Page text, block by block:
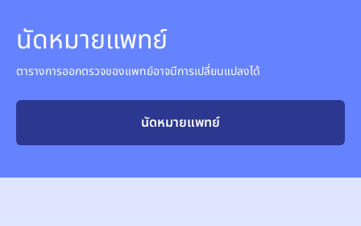
นัดหมายแพทย์
ตารางการออกตรวจของแพทย์อาจมีการเปลี่ยนแปลงได้
นัดหมายแพทย์